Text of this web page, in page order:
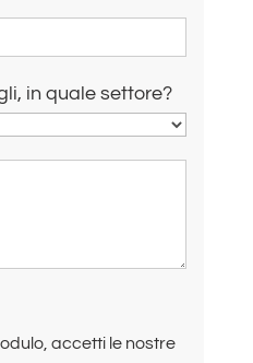
in quale settore?
accetti le nostre